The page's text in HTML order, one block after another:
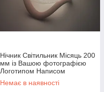
Нічник Світильник Місяць 200
мм із Вашою фотографією
Логотипом Написом
акумуляторний 16 кольорів
пульт
Немає в наявності